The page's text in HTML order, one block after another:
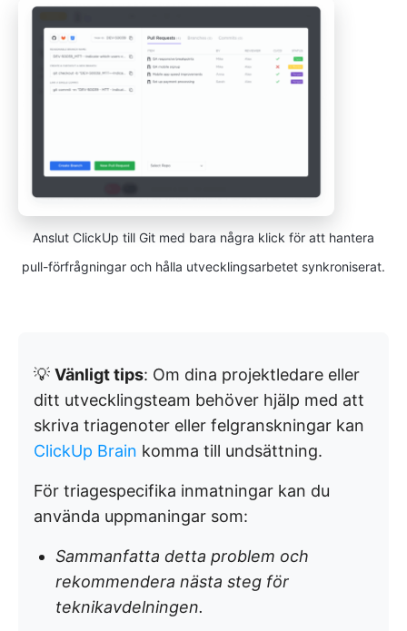
Anslut ClickUp till Git med bara några klick för att hantera
pull-förfrågningar och hålla utvecklingsarbetet synkroniserat.
💡 Vänligt tips: Om dina projektledare eller
ditt utvecklingsteam behöver hjälp med att
skriva triagenoter eller felgranskningar kan
ClickUp Brain komma till undsättning.
För triagespecifika inmatningar kan du
använda uppmaningar som:
Sammanfatta detta problem och
rekommendera nästa steg för
teknikavdelningen.